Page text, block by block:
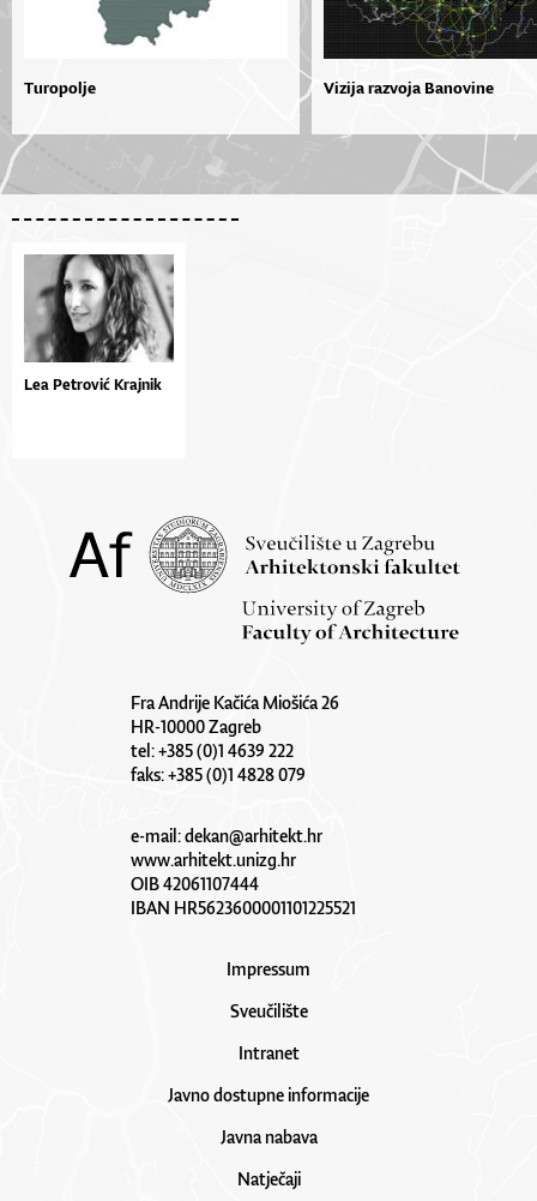
Turopolje Vizija razvoja Banovine
Lea Petrović Krajnik
Fra Andrije Kačića Miošića 26
HR-10000 Zagreb
tel: +385 (0)1 4639 222
faks: +385 (0)1 4828 079
e-mail:dekan@arhitekt.hr
www.arhitekt.unizg.hr
OIB 42061107444
IBAN HR5623600001101225521
Impressum
Sveučilište
Intranet
Javno dostupne informacije
Javna nabava
Natječaji